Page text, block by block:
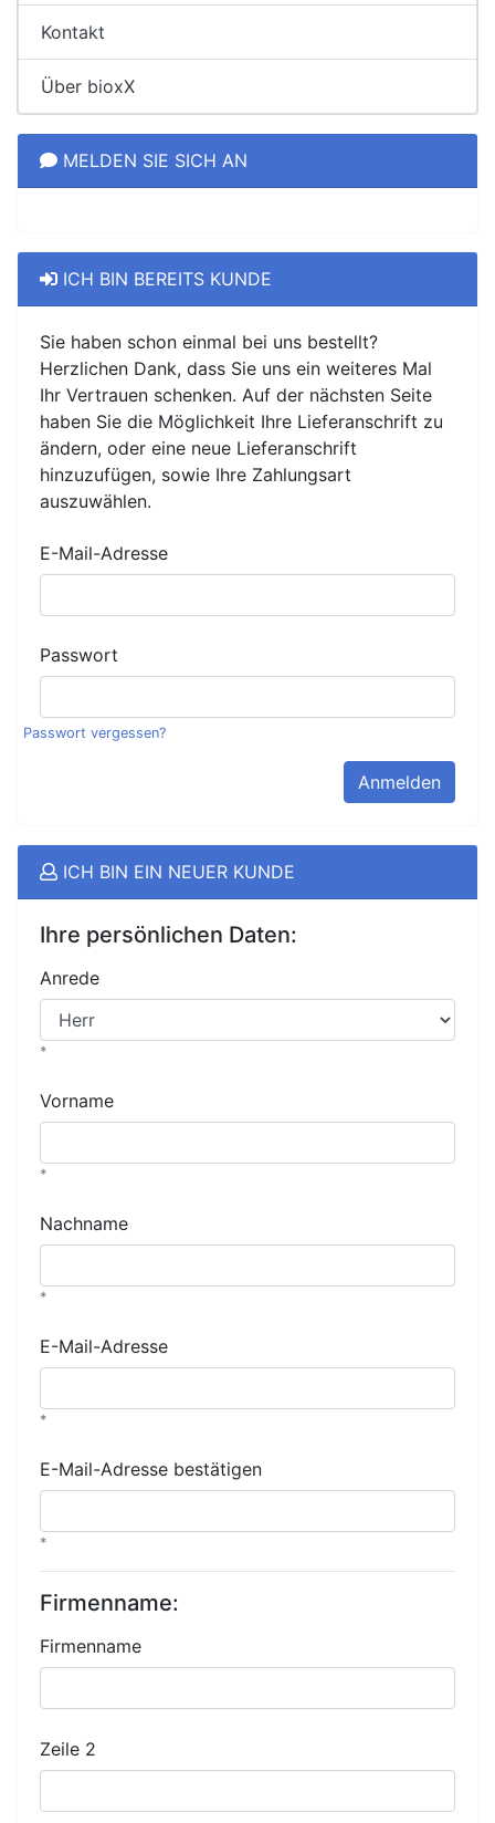
Kontakt
Über bioxX
MELDEN SIE SICH AN
ICH BIN BEREITS KUNDE
Sie haben schon einmal bei uns bestellt?
Herzlichen Dank, dass Sie uns ein weiteres Mal
Ihr Vertrauen schenken. Auf der nächsten Seite
haben Sie die Möglichkeit Ihre Lieferanschrift zu
ändern, oder eine neue Lieferanschrift
hinzuzufügen, sowie Ihre Zahlungsart
auszuwählen.
E-Mail-Adresse
Passwort
Passwort vergessen?
Anmelden
ICH BIN EIN NEUER KUNDE
Ihre persönlichen Daten:
Anrede
*
Vorname
*
Nachname
*
E-Mail-Adresse
*
E-Mail-Adresse bestätigen
*
Firmenname:
Firmenname
Zeile 2